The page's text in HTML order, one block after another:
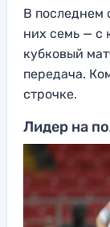
В последнем
них семь — с
кубковый
передача.
строчке.
Лидер на